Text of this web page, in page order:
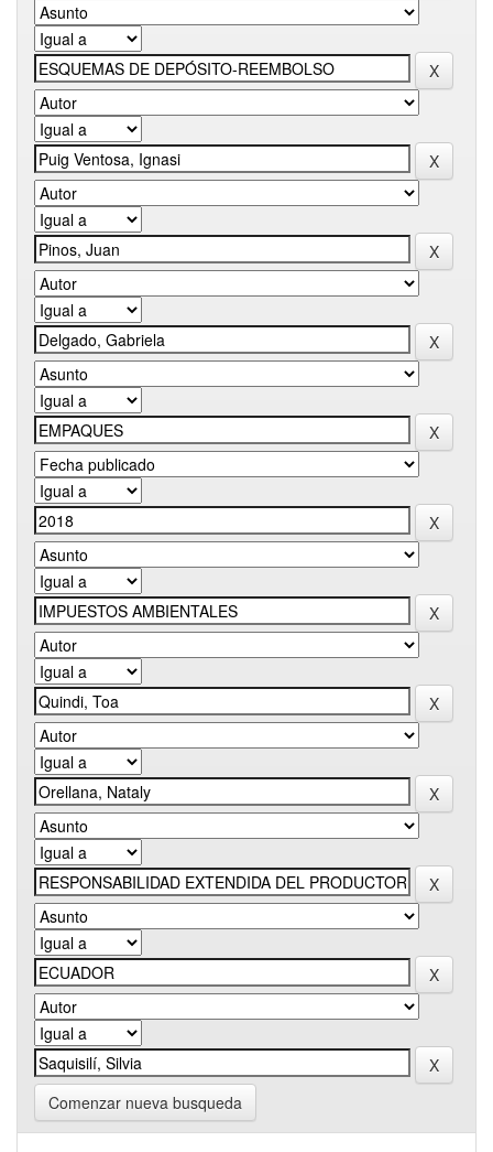
Comenzar nueva busqueda